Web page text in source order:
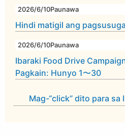
2026/6/10Paunawa
Hindi matigil ang
2026/6/10Paunawa
Ibaraki Food Drive
Pagkain: Hunyo 1〜30
Mag-“click” dito para